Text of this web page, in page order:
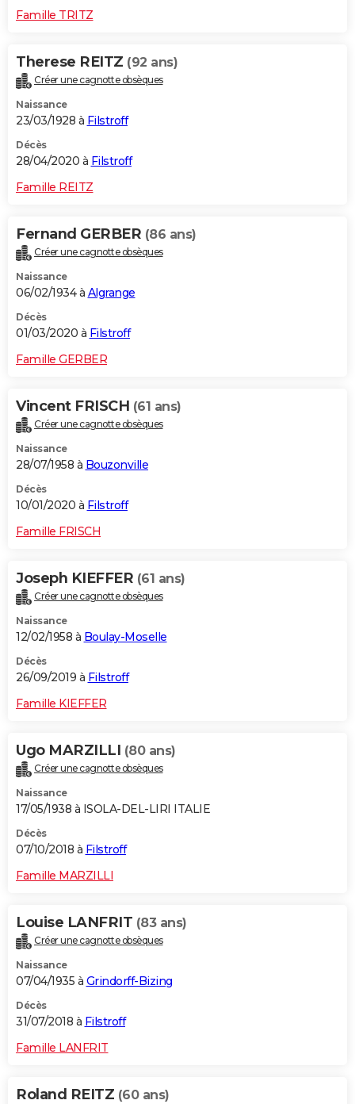
Famille TRITZ
Therese REITZ (92 ans)
Créer une cagnotte obsèques
Naissance
23/03/1928 à Filstroff
Décès
28/04/2020 à Filstroff
Famille REITZ
Fernand GERBER (86 ans)
Créer une cagnotte obsèques
Naissance
06/02/1934 à Algrange
Décès
01/03/2020 à Filstroff
Famille GERBER
Vincent FRISCH (61 ans)
Créer une cagnotte obsèques
Naissance
28/07/1958 à Bouzonville
Décès
10/01/2020 à Filstroff
Famille FRISCH
Joseph KIEFFER (61 ans)
Créer une cagnotte obsèques
Naissance
12/02/1958 à Boulay-Moselle
Décès
26/09/2019 à Filstroff
Famille KIEFFER
Ugo MARZILLI (80 ans)
Créer une cagnotte obsèques
Naissance
17/05/1938 à ISOLA-DEL-LIRI ITALIE
Décès
07/10/2018 à Filstroff
Famille MARZILLI
Louise LANFRIT (83 ans)
Créer une cagnotte obsèques
Naissance
07/04/1935 à Grindorff-Bizing
Décès
31/07/2018 à Filstroff
Famille LANFRIT
Roland REITZ (60 ans)